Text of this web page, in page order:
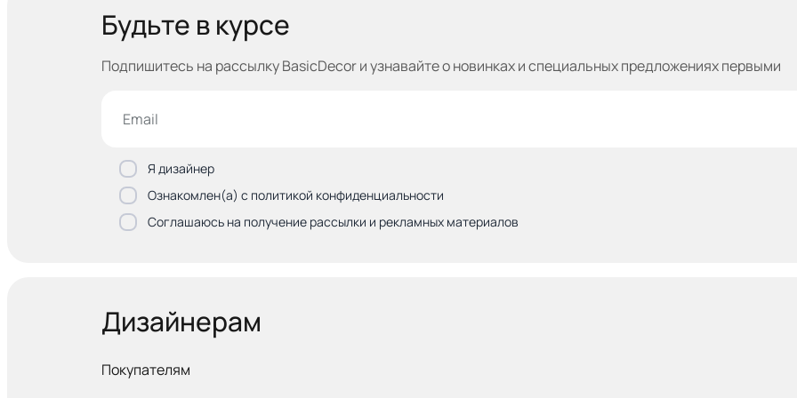
Будьте в курсе
Подпишитесь на рассылку BasicDecor и узнавайтео новинках и специальных предложениях первыми
Я дизайнер
Ознакомлен(а) с политикой конфиденциальности
Соглашаюсь на получение рассылки и рекламных материалов
Дизайнерам
Покупателям